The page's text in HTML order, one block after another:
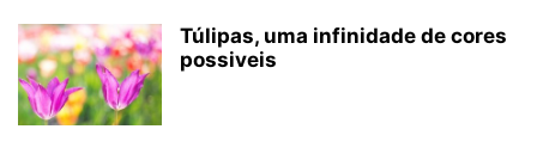
Túlipas, uma infinidade de cores
possiveis